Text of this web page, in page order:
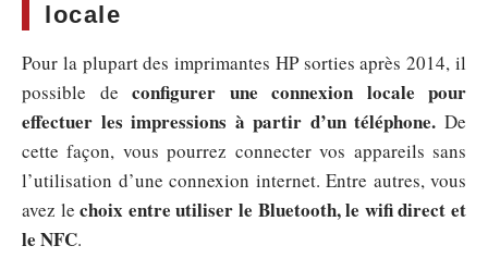
locale
Pour la plupart des imprimantes HP sorties après 2014, il
possible de configurer une connexion locale pour
effectuer les impressions à partir d’un téléphone. De
cette façon, vous pourrez connecter vos appareils sans
l’utilisation d’une connexion internet. Entre autres, vous
avez lechoix entre utiliser le Bluetooth, le wifi direct et
le NFC.